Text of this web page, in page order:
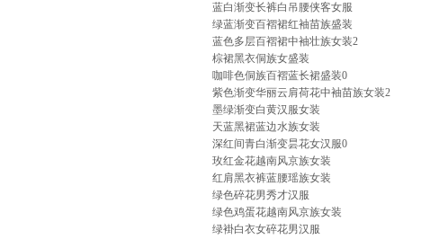
蓝白渐变长裤白吊腰侠客女服
绿蓝渐变百褶裙红袖苗族盛装
蓝色多层百褶裙中袖壮族女装2
棕裙黑衣侗族女盛装
咖啡色侗族百褶蓝长裙盛装0
紫色渐变华丽云肩荷花中袖苗族女装2
墨绿渐变白黄汉服女装
天蓝黑裙蓝边水族女装
深红间青白渐变昙花女汉服0
玫红金花越南风京族女装
红肩黑衣裤蓝腰瑶族女装
绿色碎花男秀才汉服
绿色鸡蛋花越南风京族女装
绿褂白衣女碎花男汉服